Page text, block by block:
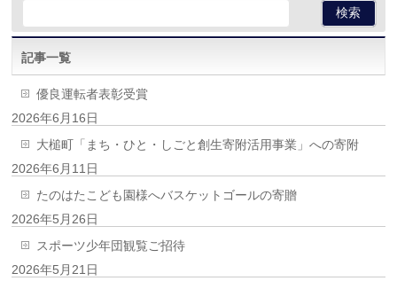
記事一覧
優良運転者表彰受賞
2026年6月16日
大槌町「まち・ひと・しごと創生寄附活用事業」への寄附
2026年6月11日
たのはたこども園様へバスケットゴールの寄贈
2026年5月26日
スポーツ少年団観覧ご招待
2026年5月21日